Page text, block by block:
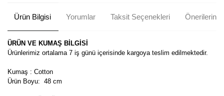
Ürün Bilgisi Yorumlar Taksit Seçenekleri Önerileriniz
ÜRÜN VE KUMAŞ BİLGİSİ
Ürünlerimiz ortalama 7 iş günü içerisinde kargoya teslim edilmektedir.
Kumaş : Cotton
Ürün Boyu: 48 cm